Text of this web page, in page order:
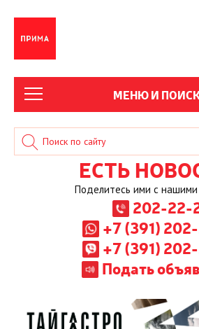
МЕНЮ И
ЕСТЬ
Поделитесь ими с нашими
202-22-
+7 (391)
+7 (391)
Подать